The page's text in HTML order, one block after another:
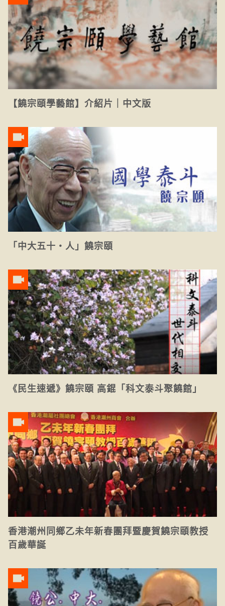
【饒宗頤學藝館】介紹片｜中文版
「中大五十‧人」饒宗頤
《民生速遞》饒宗頤 高錕「科文泰斗聚饒館」
香港潮州同鄉乙未年新春團拜暨慶賀饒宗頤教授
百歲華誕